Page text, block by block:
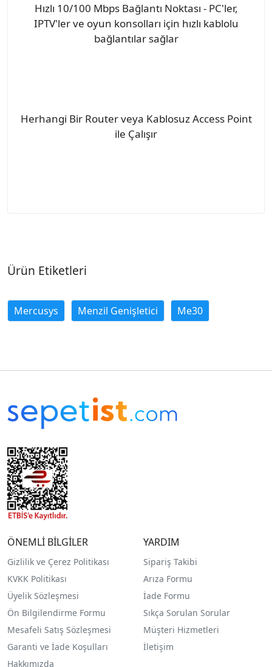
Hızlı 10/100 Mbps Bağlantı Noktası - PC'ler,
IPTV'ler ve oyun konsolları için hızlı kablolu
bağlantılar sağlar
Herhangi Bir Router veya Kablosuz Access Point
ile Çalışır
Ürün Etiketleri
Mercusys Menzil Genişletici Me30
ÖNEMLİ BİLGİLER
Gizlilik ve Çerez Politikası
KVKK Politikası
Üyelik Sözleşmesi
Ön Bilgilendirme Formu
Mesafeli Satış Sözleşmesi
Garanti ve İade Koşulları
Hakkımızda
YARDIM
Sipariş Takibi
Arıza Formu
İade Formu
Sıkça Sorulan Sorular
Müşteri Hizmetleri
İletişim